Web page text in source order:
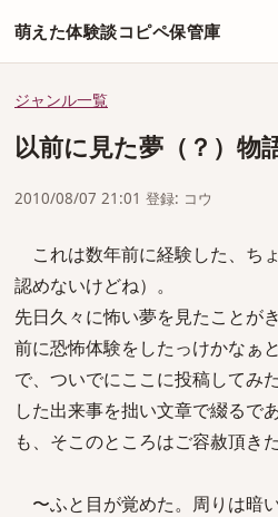
萌えた体験談コピペ保管庫
ジャンル一覧
以前に見た夢（？）物
2010/08/07 21:01 登録: コウ
これは数年前に経験した、ち
認めないけどね）。
先日久々に怖い夢を見たことが
前に恐怖体験をしたっけかなぁ
で、ついでにここに投稿してみ
した出来事を拙い文章で綴るで
も、そこのところはご容赦頂きた
〜ふと目が覚めた。周りは暗